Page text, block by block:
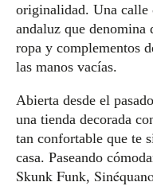
originalidad. Una calle
andaluz que denomina
ropa y complementos
las manos vacías.
Abierta desde el
una tienda decorada
tan confortable que te
casa. Paseando
Skunk Funk,